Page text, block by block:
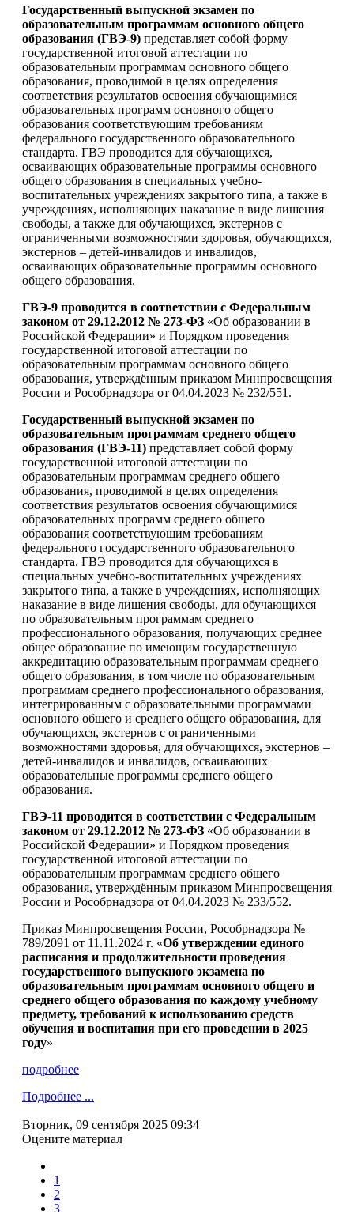
Государственный выпускной экзамен по
образовательным программам основного общего
образования (ГВЭ-9) представляет собой форму
государственной итоговой аттестации по
образовательным программам основного общего
образования, проводимой в целях определения
соответствия результатов освоения обучающимися
образовательных программ основного общего
образования соответствующим требованиям
федерального государственного образовательного
стандарта. ГВЭ проводится для обучающихся,
осваивающих образовательные программы основного
общего образования в специальных учебно-
воспитательных учреждениях закрытого типа, а также в
учреждениях, исполняющих наказание в виде лишения
свободы, а также для обучающихся, экстернов с
ограниченными возможностями здоровья, обучающихся,
экстернов – детей-инвалидов и инвалидов,
осваивающих образовательные программы основного
общего образования.
ГВЭ-9 проводится в соответствии с Федеральным
законом от 29.12.2012 № 273-ФЗ «Об образовании в
Российской Федерации» и Порядком проведения
государственной итоговой аттестации по
образовательным программам основного общего
образования, утверждённым приказом Минпросвещения
России и Рособрнадзора от 04.04.2023 № 232/551.
Государственный выпускной экзамен по
образовательным программам среднего общего
образования (ГВЭ-11) представляет собой форму
государственной итоговой аттестации по
образовательным программам среднего общего
образования, проводимой в целях определения
соответствия результатов освоения обучающимися
образовательных программ среднего общего
образования соответствующим требованиям
федерального государственного образовательного
стандарта. ГВЭ проводится для обучающихся в
специальных учебно-воспитательных учреждениях
закрытого типа, а также в учреждениях, исполняющих
наказание в виде лишения свободы, для обучающихся
по образовательным программам среднего
профессионального образования, получающих среднее
общее образование по имеющим государственную
аккредитацию образовательным программам среднего
общего образования, в том числе по образовательным
программам среднего профессионального образования,
интегрированным с образовательными программами
основного общего и среднего общего образования, для
обучающихся, экстернов с ограниченными
возможностями здоровья, для обучающихся, экстернов –
детей-инвалидов и инвалидов, осваивающих
образовательные программы среднего общего
образования.
ГВЭ-11 проводится в соответствии с Федеральным
законом от 29.12.2012 № 273-ФЗ «Об образовании в
Российской Федерации» и Порядком проведения
государственной итоговой аттестации по
образовательным программам среднего общего
образования, утверждённым приказом Минпросвещения
России и Рособрнадзора от 04.04.2023 № 233/552.
Приказ Минпросвещения России, Рособрнадзора №
789/2091 от 11.11.2024 г. «Об утверждении единого
расписания и продолжительности проведения
государственного выпускного экзамена по
образовательным программам основного общего и
среднего общего образования по каждому учебному
предмету, требований к использованию средств
обучения и воспитания при его проведении в 2025
году»
подробнее
Подробнее ...
Вторник, 09 сентября 2025 09:34
Оцените материал
1
2
3